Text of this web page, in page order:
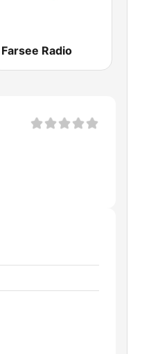
Farsee Radio